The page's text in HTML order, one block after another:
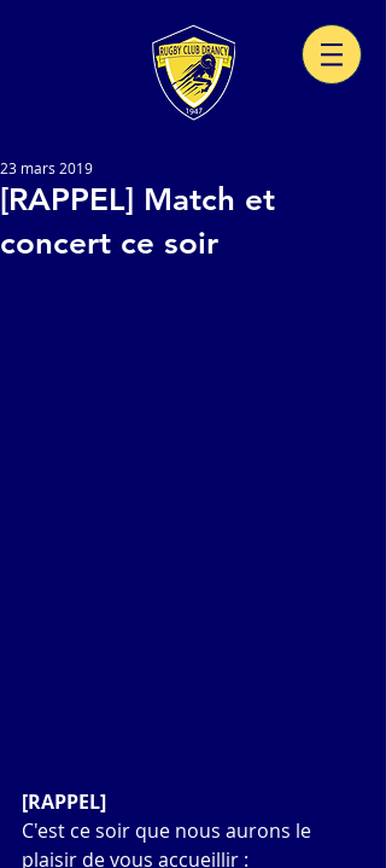
[RAPPEL] Match et
concert ce soir
23 mars 2019
[RAPPEL]
C'est ce soir que nous aurons le
plaisir de vous accueillir :